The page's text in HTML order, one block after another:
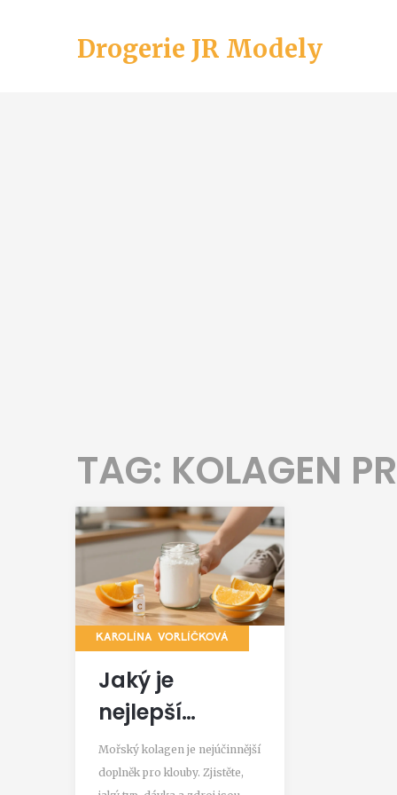
Drogerie JR Modely
TAG: KOLAGEN
KAROLÍNA VORLÍČKOVÁ
Jaký je
nejlepší
kolagen na
klouby?
Mořský kolagen je nejúčinnější
doplněk pro klouby. Zjistěte,